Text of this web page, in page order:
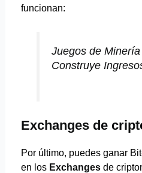
funcionan:
Juegos de
Construye
Exchanges de
Por último, puedes ganar
en los Exchangesde